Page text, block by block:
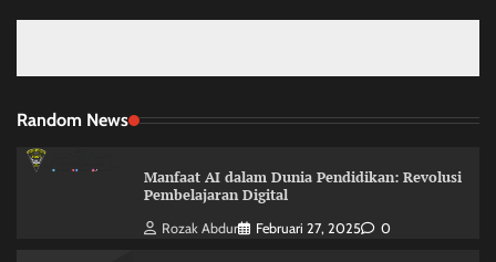
Random News
Manfaat AI dalam Dunia Pendidikan: Revolusi
Pembelajaran Digital
Rozak Abdur Februari 27, 2025 0